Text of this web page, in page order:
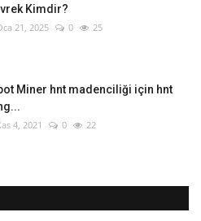
Kimdir?
21, 2025 0 25
Miner hnt madenciliği için hnt
4, 2021 0 22